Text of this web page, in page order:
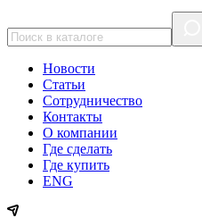
Новости
Статьи
Сотрудничество
Контакты
О компании
Где сделать
Где купить
ENG